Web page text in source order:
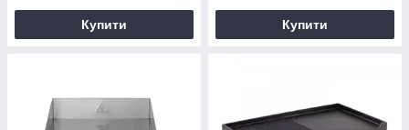
Купити Купити